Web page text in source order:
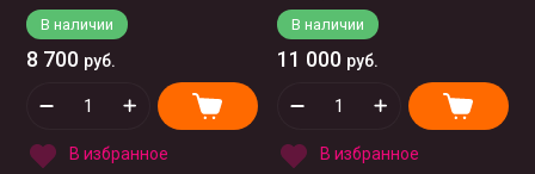
В наличии
8 700 руб.
В избранное
В наличии
11 000 руб.
В избранное